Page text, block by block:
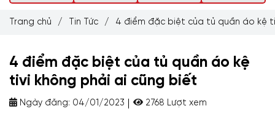
Trang chủ / Tin Tức / 4 điểm đặc biệt của tủ quần áo kệ
4 điểm đặc biệt của tủ quần áo kệ
tivi không phải ai cũng biết
Ngày đăng: 04/01/2023
2768 Lượt xem